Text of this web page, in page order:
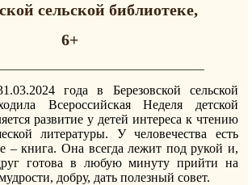
сельской библиотеке,
6+
года в Березовской сельской
Всероссийская Неделя детской
развитие у детей интереса к чтению
литературы. У человечества есть
– книга. Она всегда лежит под рукой и,
готова в любую минуту прийти на
добру, дать полезный совет.